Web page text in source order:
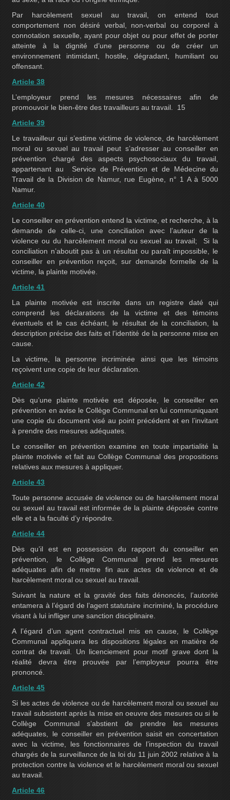
Par harcèlement sexuel au travail, on entend tout
comportement non désiré verbal, non-verbal ou corporel à
connotation sexuelle, ayant pour objet ou pour effet de porter
atteinte à la dignité d’une personne ou de créer un
environnement intimidant, hostile, dégradant, humiliant ou
offensant.
Article 38
L’employeur prend les mesures nécessaires afin de
promouvoir le bien-être des travailleurs au travail. 15
Article 39
Le travailleur qui s’estime victime de violence, de harcèlement
moral ou sexuel au travail peut s’adresser au conseiller en
prévention chargé des aspects psychosociaux du travail,
appartenant au Service de Prévention et de Médecine du
Travail de la Division de Namur, rue Eugène, n° 1 A à 5000
Namur.
Article 40
Le conseiller en prévention entend la victime, et recherche, à la
demande de celle-ci, une conciliation avec l’auteur de la
violence ou du harcèlement moral ou sexuel au travail; Si la
conciliation n’aboutit pas à un résultat ou paraît impossible, le
conseiller en prévention reçoit, sur demande formelle de la
victime, la plainte motivée.
Article 41
La plainte motivée est inscrite dans un registre daté qui
comprend les déclarations de la victime et des témoins
éventuels et le cas échéant, le résultat de la conciliation, la
description précise des faits et l’identité de la personne mise en
cause.
La victime, la personne incriminée ainsi que les témoins
reçoivent une copie de leur déclaration.
Article 42
Dès qu’une plainte motivée est déposée, le conseiller en
prévention en avise le Collège Communal en lui communiquant
une copie du document visé au point précédent et en l’invitant
à prendre des mesures adéquates.
Le conseiller en prévention examine en toute impartialité la
plainte motivée et fait au Collège Communal des propositions
relatives aux mesures à appliquer.
Article 43
Toute personne accusée de violence ou de harcèlement moral
ou sexuel au travail est informée de la plainte déposée contre
elle et a la faculté d’y répondre.
Article 44
Dès qu’il est en possession du rapport du conseiller en
prévention, le Collège Communal prend les mesures
adéquates afin de mettre fin aux actes de violence et de
harcèlement moral ou sexuel au travail.
Suivant la nature et la gravité des faits dénoncés, l’autorité
entamera à l’égard de l’agent statutaire incriminé, la procédure
visant à lui infliger une sanction disciplinaire.
A l’égard d’un agent contractuel mis en cause, le Collège
Communal appliquera les dispositions légales en matière de
contrat de travail. Un licenciement pour motif grave dont la
réalité devra être prouvée par l’employeur pourra être
prononcé.
Article 45
Si les actes de violence ou de harcèlement moral ou sexuel au
travail subsistent après la mise en oeuvre des mesures ou si le
Collège Communal s’abstient de prendre les mesures
adéquates, le conseiller en prévention saisit en concertation
avec la victime, les fonctionnaires de l’inspection du travail
chargés de la surveillance de la loi du 11 juin 2002 relative à la
protection contre la violence et le harcèlement moral ou sexuel
au travail.
Article 46